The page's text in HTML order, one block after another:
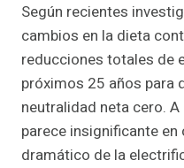
Según recientes
cambios en la dieta
reducciones totales de
próximos 25 años para
neutralidad neta cero.
parece insignificante
dramático de la